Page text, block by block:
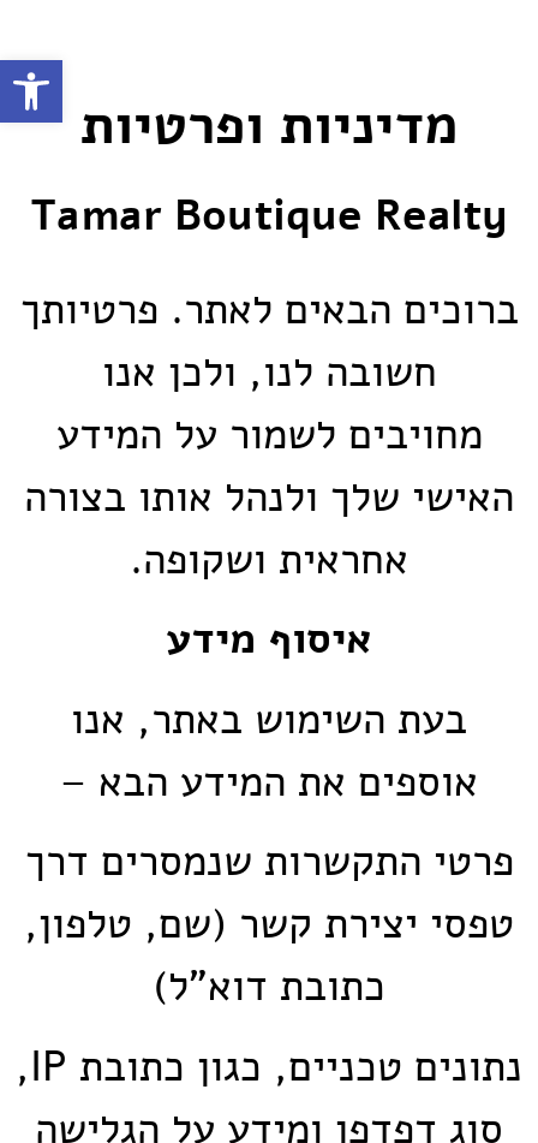
פתח
מדיניות ופרטיות
Tamar Boutique Realty
ברוכים הבאים לאתר. פרטיותך
חשובה לנו, ולכן אנו
מחויבים לשמור על המידע
האישי שלך ולנהל אותו בצורה
אחראית ושקופה.
איסוף מידע
בעת השימוש באתר, אנו
אוספים את המידע הבא –
פרטי התקשרות שנמסרים דרך
טפסי יצירת קשר (שם, טלפון,
כתובת דוא"ל)
נתונים טכניים, כגון כתובת IP,
סוג דפדפן ומידע על הגלישה